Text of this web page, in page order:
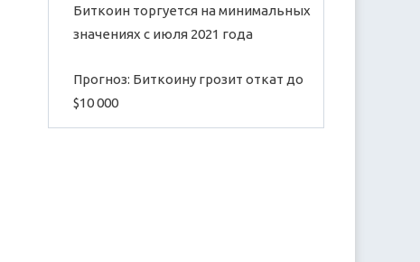
Биткоин торгуется на минимальных
значениях с июля 2021 года
Прогноз: Биткоину грозит откат до
$10 000